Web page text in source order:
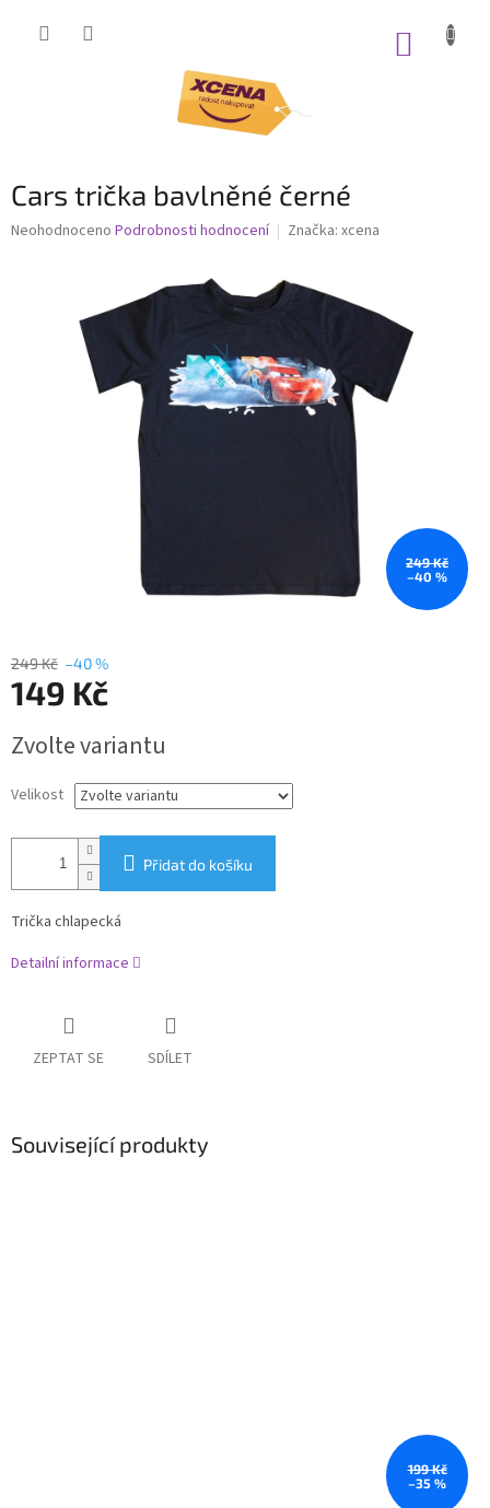
Cars trička bavlněné černé
Průměrné
Neohodnoceno Podrobnosti hodnocení Značka: xcena
249 Kč
–40 %
249 Kč –40 %
149 Kč
cena:
Zvolte variantu
Velikost
Přidat do košíku
Trička chlapecká
Detailní informace
ZEPTAT SE SDÍLET
Související produkty
199 Kč
–35 %